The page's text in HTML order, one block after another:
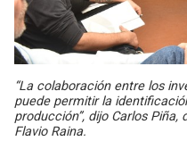
“La colaboración entre los
puede permitir la
producción”, dijo Carlos Piña,
Flavio Raina.